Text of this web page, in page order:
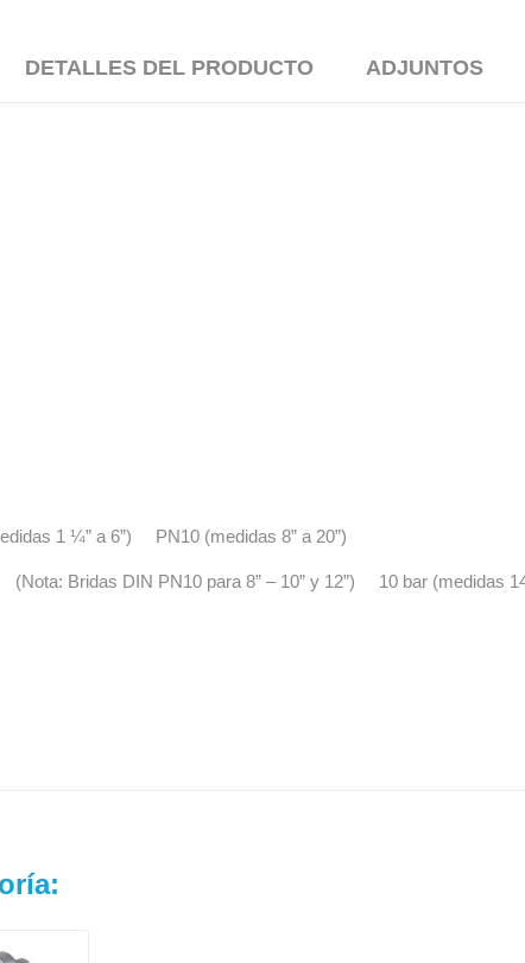
DETALLES DEL PRODUCTO ADJUNTOS
1 ¼” a 6”) PN10 (medidas 8” a 20”)
Bridas DIN PN10 para 8” – 10” y 12”) 10 bar (medidas